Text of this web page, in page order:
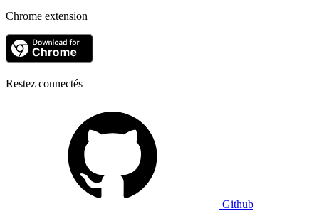
Chrome extension
Restez connectés
Github